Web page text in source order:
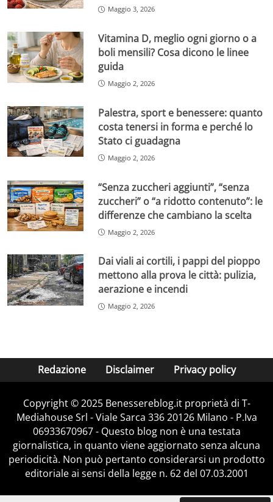
Maggio 3, 2026
Vitamina D, meglio ogni giorno o a
boli mensili? Cosa dicono le linee
guida
Maggio 2, 2026
Palestra, sport e benessere: quanto
costa tenersi in forma e perché lo
Stato ci guadagna
Maggio 2, 2026
“Senza zuccheri aggiunti”, “senza
zuccheri” o “a ridotto contenuto”: le
differenze che cambiano la scelta
Maggio 2, 2026
Dai viali ai cortili, i pappi del pioppo
mettono alla prova le città: pulizia,
aerazione e incendi
Maggio 2, 2026
Redazione Disclaimer Privacy policy
Copyright © 2025 Benessereblog.it proprietà di T-
Mediahouse Srl - Viale Sarca 336 20126 Milano - P.Iva
06933670967 - Questo blog non è una testata
giornalistica, in quanto viene aggiornato senza alcuna
periodicità. Non può pertanto considerarsi un prodotto
editoriale ai sensi della legge n. 62 del 07.03.2001